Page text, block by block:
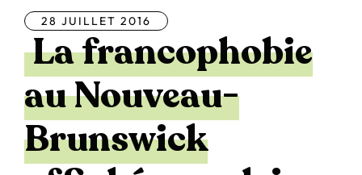
28 JUILLET 2016
La francophobie
au Nouveau-
Brunswick